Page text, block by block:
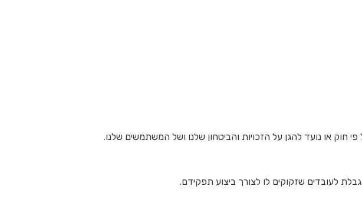
או נועד להגן על הזכויות והביטחון שלנו ושל המשתמשים שלנו.
לעובדים שזקוקים לו לצורך ביצוע תפקידם.